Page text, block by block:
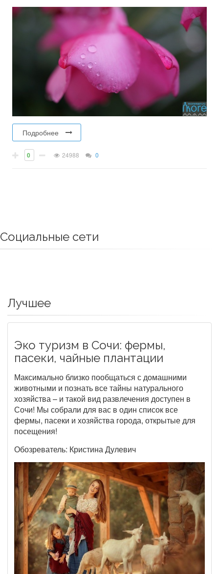
Подробнее
0 24988 0
Социальные сети
Лучшее
Эко туризм в Сочи: фермы,
пасеки, чайные плантации
Максимально близко пообщаться с домашними
животными и познать все тайны натурального
хозяйства – и такой вид развлечения доступен в
Сочи! Мы собрали для вас в один список все
фермы, пасеки и хозяйства города, открытые для
посещения!
Обозреватель: Кристина Дулевич